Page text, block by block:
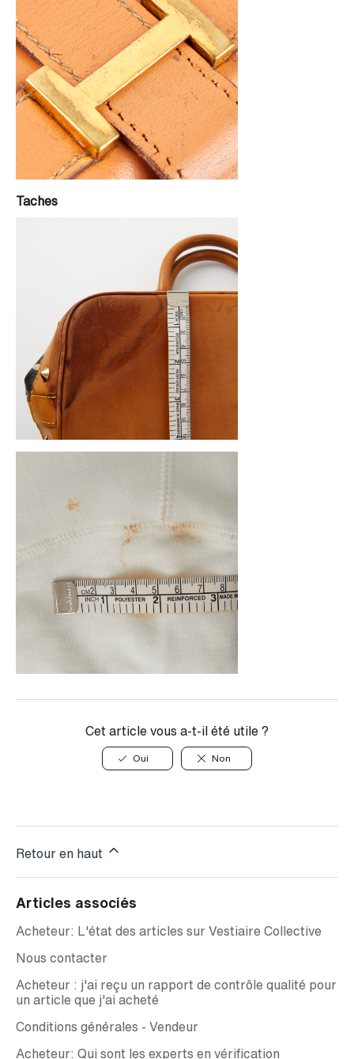
Taches
Cet article vous a-t-il été utile ?
Oui Non
Retour en haut
Articles associés
Acheteur: L'état des articles sur Vestiaire Collective
Nous contacter
Acheteur : j'ai reçu un rapport de contrôle qualité pour
un article que j'ai acheté
Conditions générales - Vendeur
Acheteur: Qui sont les experts en vérification